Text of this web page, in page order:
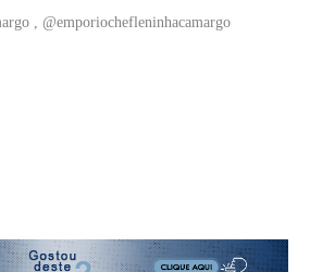
, @emporiochefleninhacamargo